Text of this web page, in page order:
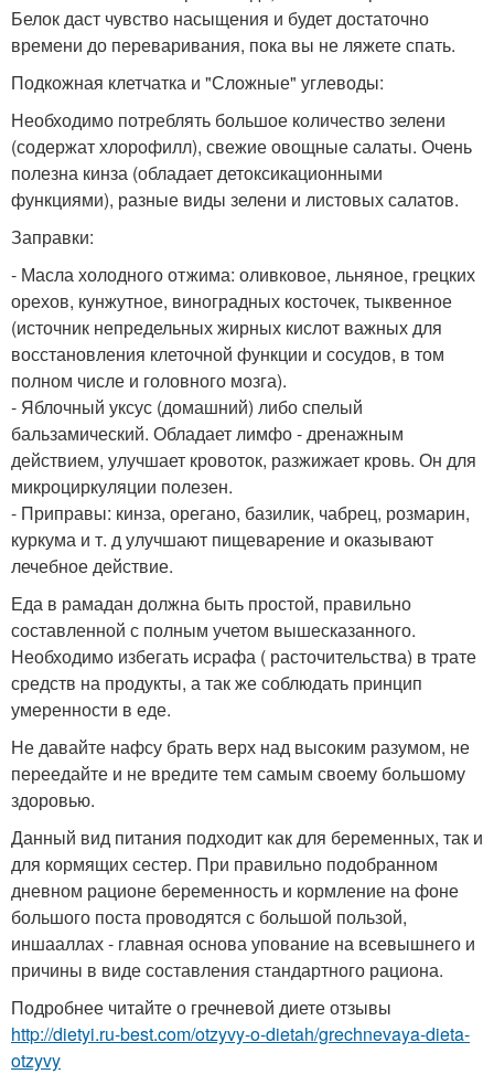
Белок даст чувство насыщения и будет достаточно
времени до переваривания, пока вы не ляжете спать.
Подкожная клетчатка и "Сложные" углеводы:
Необходимо потреблять большое количество зелени
(содержат хлорофилл), свежие овощные салаты. Очень
полезна кинза (обладает детоксикационными
функциями), разные виды зелени и листовых салатов.
Заправки:
- Масла холодного отжима: оливковое, льняное, грецких
орехов, кунжутное, виноградных косточек, тыквенное
(источник непредельных жирных кислот важных для
восстановления клеточной функции и сосудов, в том
полном числе и головного мозга).
- Яблочный уксус (домашний) либо спелый
бальзамический. Обладает лимфо - дренажным
действием, улучшает кровоток, разжижает кровь. Он для
микроциркуляции полезен.
- Приправы: кинза, орегано, базилик, чабрец, розмарин,
куркума и т. д улучшают пищеварение и оказывают
лечебное действие.
Еда в рамадан должна быть простой, правильно
составленной с полным учетом вышесказанного.
Необходимо избегать исрафа ( расточительства) в трате
средств на продукты, а так же соблюдать принцип
умеренности в еде.
Не давайте нафсу брать верх над высоким разумом, не
переедайте и не вредите тем самым своему большому
здоровью.
Данный вид питания подходит как для беременных, так и
для кормящих сестер. При правильно подобранном
дневном рационе беременность и кормление на фоне
большого поста проводятся с большой пользой,
иншааллах - главная основа упование на всевышнего и
причины в виде составления стандартного рациона.
Подробнее читайте о гречневой диете отзывы
http://dietyi.ru-best.com/otzyvy-o-dietah/grechnevaya-dieta-
otzyvy